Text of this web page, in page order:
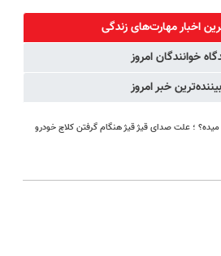
دندان
با40%تخفیف)
بگیرید)
اخبار مهارت‌های زندگی
خوانندگان امروز
خبر امروز
؛ علت صدای قیژ قیژ هنگام گرفتن کلاچ خودرو